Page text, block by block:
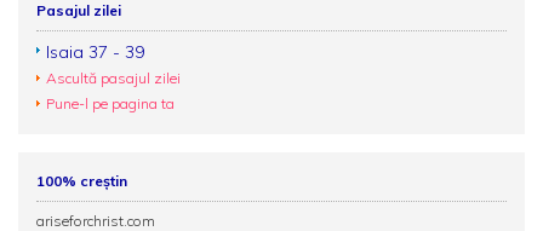
Pasajul zilei
Isaia 37 - 39
Ascultă pasajul zilei
Pune-l pe pagina ta
100% creștin
ariseforchrist.com